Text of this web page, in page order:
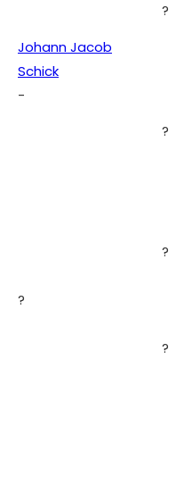
?
Johann Jacob
Schick
-
?
?
?
?